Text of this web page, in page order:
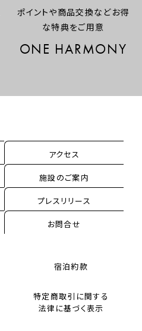
ポイントや商品交換などお得
な特典をご用意
ONE HARMONY
アクセス
施設のご案内
プレスリリース
お問合せ
宿泊約款
特定商取引に関する
法律に基づく表示